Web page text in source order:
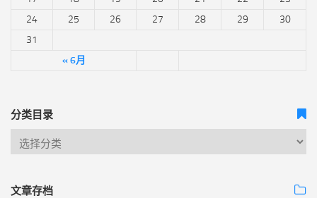
« 6月
24
25 26 27 28 29
30
31
分类目录
文章存档